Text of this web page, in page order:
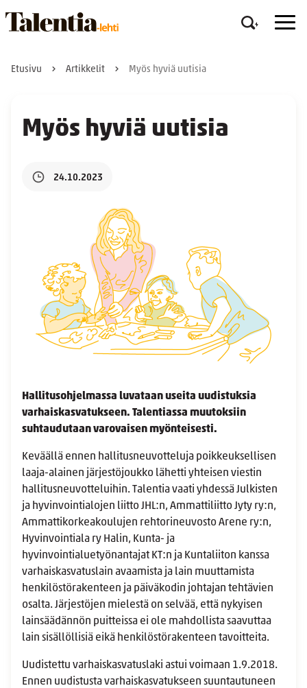
Etusivu Artikkelit Myös hyviä uutisia
Myös hyviä uutisia
24.10.2023
Hallitusohjelmassa luvataan useita uudistuksia
varhaiskasvatukseen. Talentiassa muutoksiin
suhtaudutaan varovaisen myönteisesti.
Keväällä ennen hallitusneuvotteluja poikkeuksellisen
laaja-alainen järjestöjoukko lähetti yhteisen viestin
hallitusneuvotteluihin. Talentia vaati yhdessä Julkisten
ja hyvinvointialojen liitto JHL:n, Ammattiliitto Jyty ry:n,
Ammattikorkeakoulujen rehtorineuvosto Arene ry:n,
Hyvinvointiala ry Halin, Kunta- ja
hyvinvointialuetyönantajat KT:n ja Kuntaliiton kanssa
varhaiskasvatuslain avaamista ja lain muuttamista
henkilöstörakenteen ja päiväkodin johtajan tehtävien
osalta. Järjestöjen mielestä on selvää, että nykyisen
lainsäädännön puitteissa ei ole mahdollista saavuttaa
lain sisällöllisiä eikä henkilöstörakenteen tavoitteita.
Uudistettu varhaiskasvatuslaki astui voimaan 1.9.2018.
Ennen uudistusta varhaiskasvatukseen suuntautuneen